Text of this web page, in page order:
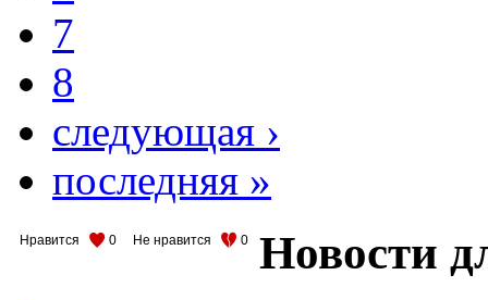
7
8
следующая ›
последняя »
Нравится 0 Не нравится 0 Новости